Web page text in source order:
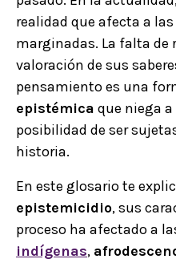
realidad que afecta a
marginadas. La falta de
valoración de sus
pensamiento es una
epistémica que niega
posibilidad de ser
historia.
En este glosario te
epistemicidio, sus
proceso ha afectado a
indígenas,